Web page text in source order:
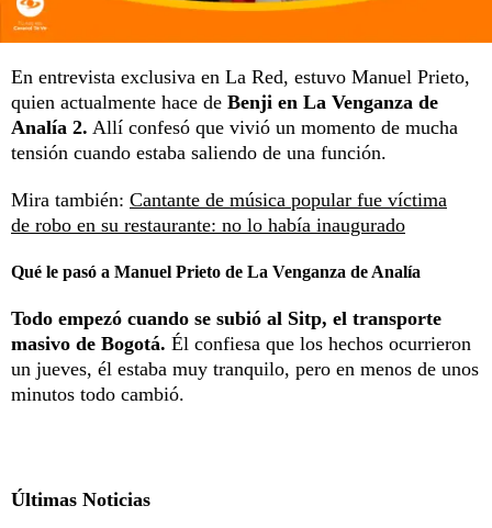
En entrevista exclusiva en La Red, estuvo Manuel Prieto,
quien actualmente hace de Benji en La Venganza de
Analía 2. Allí confesó que vivió un momento de mucha
tensión cuando estaba saliendo de una función.
Mira también: Cantante de música popular fue víctima
de robo en su restaurante: no lo había inaugurado
Qué le pasó a Manuel Prieto de La Venganza de Analía
Todo empezó cuando se subió al Sitp, el transporte
masivo de Bogotá. Él confiesa que los hechos ocurrieron
un jueves, él estaba muy tranquilo, pero en menos de unos
minutos todo cambió.
Últimas Noticias